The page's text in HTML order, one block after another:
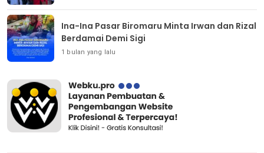
Ina-Ina Pasar Biromaru Minta Irwan dan Rizal
Berdamai Demi Sigi
1 bulan yang lalu